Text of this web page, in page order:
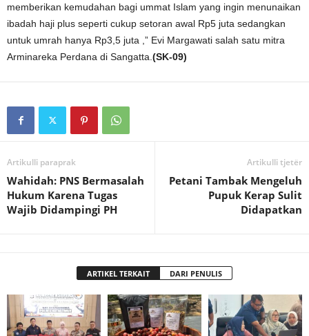
memberikan kemudahan bagi ummat Islam yang ingin menunaikan
ibadah haji plus seperti cukup setoran awal Rp5 juta sedangkan
untuk umrah hanya Rp3,5 juta ,” Evi Margawati salah satu mitra
Arminareka Perdana di Sangatta. (SK-09)
Artikulli paraprak
Wahidah: PNS Bermasalah
Hukum Karena Tugas
Wajib Didampingi PH
Artikulli tjetër
Petani Tambak Mengeluh
Pupuk Kerap Sulit
Didapatkan
ARTIKEL TERKAIT DARI PENULIS